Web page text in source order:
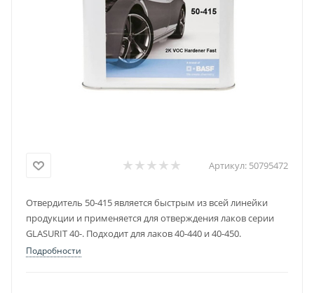
Артикул: 50795472
Отвердитель 50-415 является быстрым из всей линейки
продукции и применяется для отверждения лаков серии
GLASURIT 40-. Подходит для лаков 40-440 и 40-450.
Подробности